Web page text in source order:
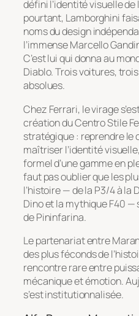
défini l’identité visuelle
pourtant, Lamborghini
noms du design
l’immense Marcello
C’est lui qui donna au
Diablo. Trois voitures,
absolues.
Chez Ferrari, le virage
création duCentro Stile
stratégique : reprendre le
maîtriser l’identité
formel d’une gamme en
faut pas oublier que les
l’histoire — de la P3/4 à la
Dino et la mythique F40 —
de Pininfarina.
Le partenariat entre
des plus féconds de
rencontre rare entre
mécanique et émotion.
s’est institutionnalisée.